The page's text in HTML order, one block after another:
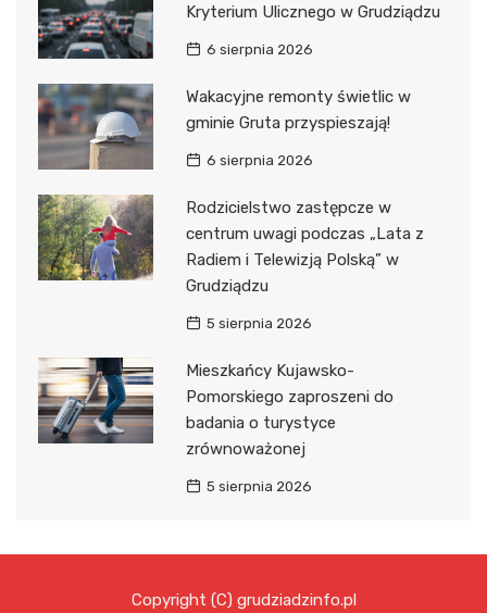
Kryterium Ulicznego w Grudziądzu
6 sierpnia 2026
Wakacyjne remonty świetlic w
gminie Gruta przyspieszają!
6 sierpnia 2026
Rodzicielstwo zastępcze w
centrum uwagi podczas „Lata z
Radiem i Telewizją Polską” w
Grudziądzu
5 sierpnia 2026
Mieszkańcy Kujawsko-
Pomorskiego zaproszeni do
badania o turystyce
zrównoważonej
5 sierpnia 2026
Copyright (C) grudziadzinfo.pl